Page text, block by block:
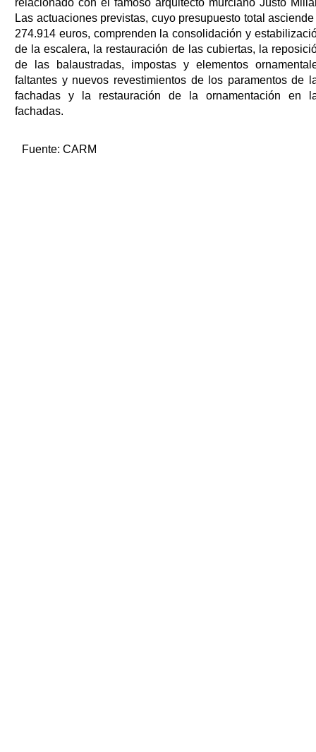
Las actuaciones previstas, cuyo presupuesto total
274.914 euros, comprenden la consolidación y
de la escalera, la restauración de las cubiertas, la
de las balaustradas, impostas y elementos
faltantes y nuevos revestimientos de los paramentos de
fachadas y la restauración de la ornamentación en
fachadas.
Fuente: CARM